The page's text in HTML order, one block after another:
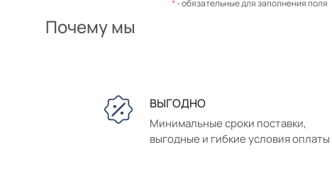
*- обязательные для заполнения поля
Почему мы
ВЫГОДНО
Минимальные сроки поставки,
выгодные и гибкие условия оплаты